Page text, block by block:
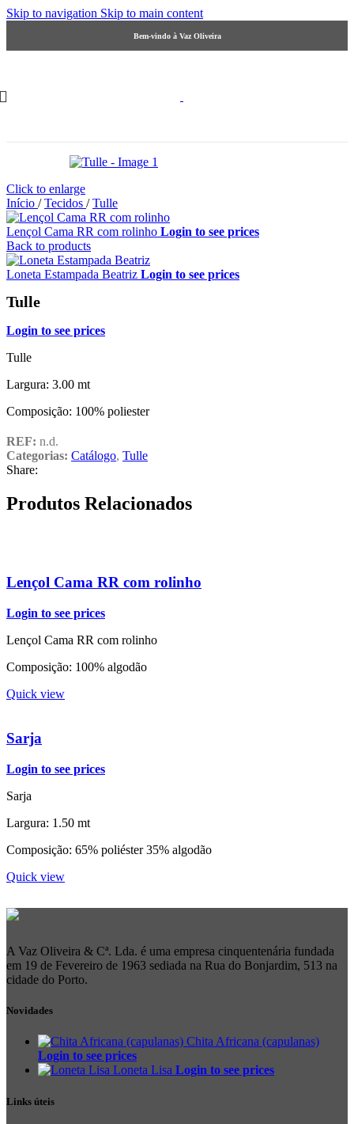
Skip to navigation Skip to main content
Bem-vindo à Vaz Oliveira
Click to enlarge
Início / Tecidos / Tulle
Lençol Cama RR com rolinho Login to see prices
Back to products
Loneta Estampada Beatriz Login to see prices
Tulle
Login to see prices
Tulle
Largura: 3.00 mt
Composição: 100% poliester
REF: n.d.
Categorias: Catálogo, Tulle
Share:
Produtos Relacionados
Lençol Cama RR com rolinho
Login to see prices
Lençol Cama RR com rolinho
Composição: 100% algodão
Quick view
Sarja
Login to see prices
Sarja
Largura: 1.50 mt
Composição: 65% poliéster 35% algodão
Quick view
A Vaz Oliveira & Cª. Lda. é uma empresa cinquentenária fundada
em 19 de Fevereiro de 1963 sediada na Rua do Bonjardim, 513 na
cidade do Porto.
Novidades
Chita Africana (capulanas)
Login to see prices
Loneta Lisa Login to see prices
Links úteis